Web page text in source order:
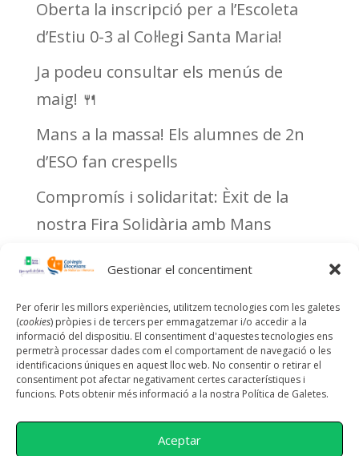
Gestionar el concentiment
Per oferir les millors experiències, utilitzem tecnologies com les galetes
(cookies) pròpies i de tercers per emmagatzemar i/o accedir a la
informació del dispositiu. El consentiment d'aquestes tecnologies ens
permetrà processar dades com el comportament de navegació o les
identificacions úniques en aquest lloc web. No consentir o retirar el
consentiment pot afectar negativament certes característiques i
funcions. Pots obtenir més informació a la nostra Política de Galetes.
Aceptar
Oberta la inscripció per a l’Escoleta
d’Estiu 0-3 al Col·legi Santa Maria!
Ja podeu consultar els menús de
maig! 🍴
Mans a la massa! Els alumnes de 2n
d’ESO fan crespells
Compromís i solidaritat: Èxit de la
nostra Fira Solidària amb Mans
Unides, Càritas i Justícia i Pau
Recent
Comments
No s'han trobat comentaris.